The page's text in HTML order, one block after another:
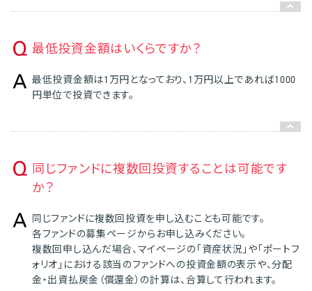
最低投資金額はいくらですか？
最低投資金額は1万円となっており、1万円以上であれば1000
円単位で投資できます。
同じファンドに複数回投資することは可能です
か？
同じファンドに複数回投資を申し込むことも可能です。
各ファンドの募集ページからお申し込みください。
複数回申し込んだ場合、マイページの「資産状況」や「ポートフ
ォリオ」における該当のファンドへの投資金額の表示や、分配
金・出資払戻金（償還金）の計算は、合算して行われます。